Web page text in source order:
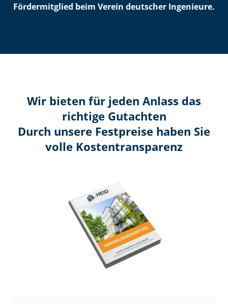
Fördermitglied beim Verein deutscher Ingenieure.
Wir bieten für jeden Anlass das
richtige Gutachten
Durch unsere Festpreise haben Sie
volle Kosten­transparenz